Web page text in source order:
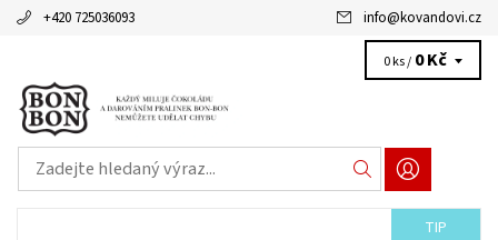
+420 725036093 info@kovandovi.cz
0 ks / 0 Kč
TIP